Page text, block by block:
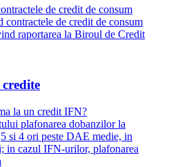
de credit de consum
de credit de consum
raportarea la Biroul de Credit
la un credit IFN?
plafonarea dobanzilor la
si 4 ori peste DAE medie, in
in cazul IFN-urilor, plafonarea